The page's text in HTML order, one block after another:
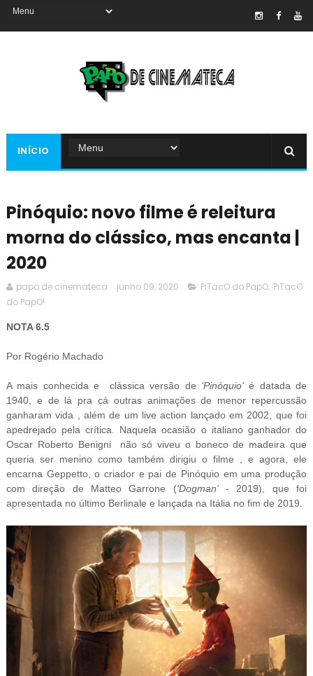
INÍCIO
Pinóquio: novo filme é releitura
morna do clássico, mas encanta |
2020
papo de cinemateca junho 09, 2020 PiTacO do PapO, PiTacO
do PapO!
NOTA 6.5
Por Rogério Machado
A mais conhecida e clássica versão de 'Pinóquio'é datada de
1940, e de lá pra cá outras animações de menor repercussão
ganharam vida , além de um live action lançado em 2002, que foi
apedrejado pela crítica. Naquela ocasião o italiano ganhador do
Oscar Roberto Benigni não só viveu o boneco de madeira que
queria ser menino como também dirigiu o filme , e agora, ele
encarna Geppetto, o criador e pai de Pinóquio em uma produção
com direção de Matteo Garrone ('Dogman'- 2019), que foi
apresentada no último Berlinale e lançada na Itália no fim de 2019.